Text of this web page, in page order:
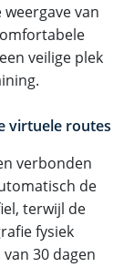
van
veilige plek
virtuele routes
verbonden
de
terwijl de
fysiek
30 dagen